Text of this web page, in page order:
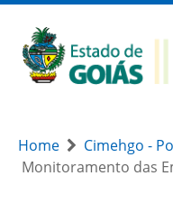
Home
Cimehgo -
Monitoramento das